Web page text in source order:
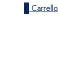
Carrello